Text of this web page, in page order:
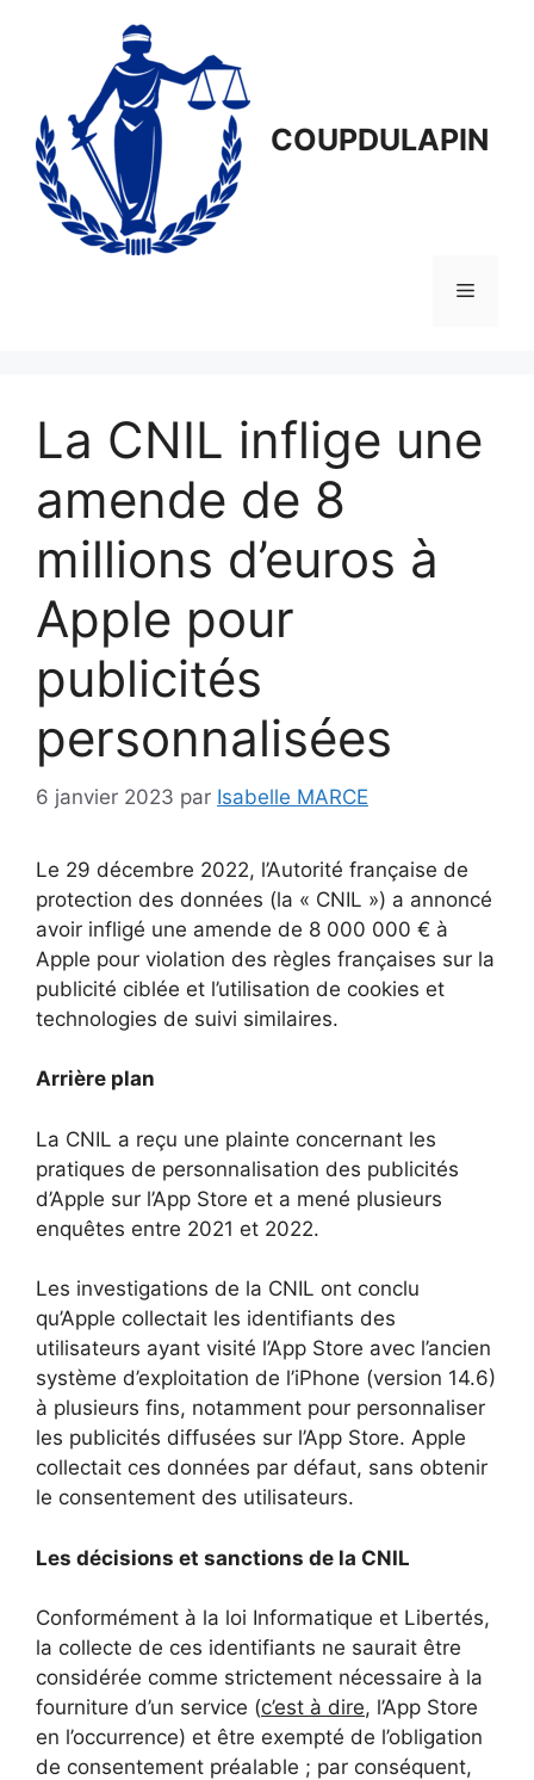
COUPDULAPIN
Menu
La CNIL inflige une
amende de 8
millions d’euros à
Apple pour
publicités
personnalisées
6 janvier 2023 par Isabelle MARCE
Le 29 décembre 2022, l’Autorité française de
protection des données (la « CNIL ») a annoncé
avoir infligé une amende de 8 000 000 € à
Apple pour violation des règles françaises sur la
publicité ciblée et l’utilisation de cookies et
technologies de suivi similaires.
Arrière plan
La CNIL a reçu une plainte concernant les
pratiques de personnalisation des publicités
d’Apple sur l’App Store et a mené plusieurs
enquêtes entre 2021 et 2022.
Les investigations de la CNIL ont conclu
qu’Apple collectait les identifiants des
utilisateurs ayant visité l’App Store avec l’ancien
système d’exploitation de l’iPhone (version 14.6)
à plusieurs fins, notamment pour personnaliser
les publicités diffusées sur l’App Store. Apple
collectait ces données par défaut, sans obtenir
le consentement des utilisateurs.
Les décisions et sanctions de la CNIL
Conformément à la loi Informatique et Libertés,
la collecte de ces identifiants ne saurait être
considérée comme strictement nécessaire à la
fourniture d’un service (c’est à dire, l’App Store
en l’occurrence) et être exempté de l’obligation
de consentement préalable ; par conséquent,